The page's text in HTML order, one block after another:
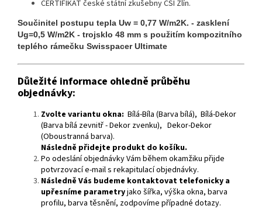
CERTIFIKÁT české státní zkušebny CSI Zlín.
Součinitel postupu tepla Uw = 0,77 W/m2K. - zasklení
Ug=0,5 W/m2K - trojsklo 48 mm s použitím kompozitního
teplého rámečku Swisspacer Ultimate
Důležité informace ohledně průběhu
objednávky:
Zvolte variantu okna: Bílá-Bíla (Barva bílá), Bílá-Dekor
(Barva bílá zevnitř - Dekor zvenku), Dekor-Dekor
(Oboustranná barva).
Následně přidejte produkt do košíku.
Po odeslání objednávky Vám během okamžiku přijde
potvrzovací e-mail s rekapitulací objednávky.
Následně Vás budeme kontaktovat telefonicky a
upřesníme parametryjako šířka, výška okna, barva
profilu, barva těsnění, zodpovíme případné dotazy.